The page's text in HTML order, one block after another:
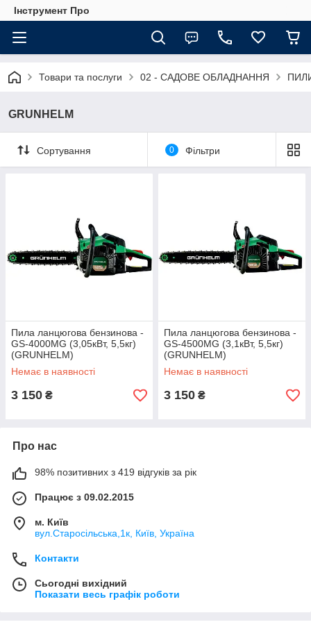
Інструмент Про
Товари та послуги 02 - САДОВЕ ОБЛАДНАННЯ
GRUNHELM
Сортування 0 Фільтри
Пила ланцюгова бензинова -
GS-4000MG (3,05кВт, 5,5кг)
(GRUNHELM)
Немає в наявності
3 150 ₴
Пила ланцюгова бензинова -
GS-4500MG (3,1кВт, 5,5кг)
(GRUNHELM)
Немає в наявності
3 150 ₴
Про нас
98% позитивних з 419 відгуків за рік
Працює з 09.02.2015
м. Київ
вул.Старосільська,1к, Київ, Україна
Контакти
Сьогодні вихідний
Показати весь графік роботи